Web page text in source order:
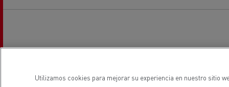
Utilizamos cookies para mejorar su experiencia en nuestro sitio